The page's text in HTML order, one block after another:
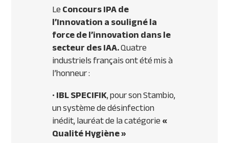
LeConcoursIPAde
l’Innovation a souligné la
force de l’innovation dans le
secteur desIAA.Quatre
industriels français ont été mis à
l’honneur :
•IBLSPECIFIK, pour son Stambio,
un système de désinfection
inédit, lauréat de la catégorie«
Qualité Hygiène »